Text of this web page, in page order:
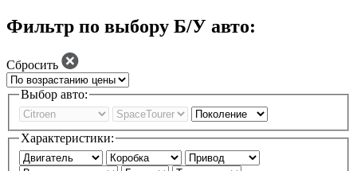
Фильтр по выбору Б/У авто:
Сбросить
Выбор авто:
Характеристики: